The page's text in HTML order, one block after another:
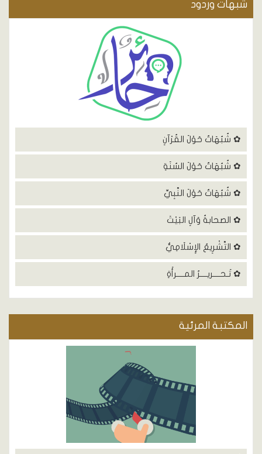
شٌبهات وردود
✿ شُبُهَاتٌ حَوْلَ القُرْآنِ
✿ شُبُهَاتٌ حَوْلَ السُنَةِ
✿ شُبُهَاتٌ حَوْلَ النَّبِيِّ
✿ الصحابةُ وَآلِ البَيْتَ
✿ التَّشْرِيعُ الإِسْلَامِيُّ
✿ تَـحــــريــــرُ المــــرأَةِ
المكتبة المرئية